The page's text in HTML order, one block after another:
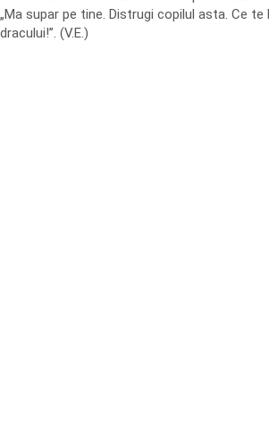
„Ma supar pe tine. Distrugi copilul asta. Ce te
dracului!”. (V.E.)